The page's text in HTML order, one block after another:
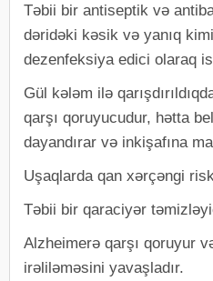
Təbii bir antiseptik və
dəridəki kəsik və yanıq
dezenfeksiya edici olaraq
Gül kələm ilə
qarşı qoruyucudur, hətta
dayandırar və inkişafına
Uşaqlarda qan xərçəngi
Təbii bir qaraciyər
Alzheimerə qarşı qoruyur
irəliləməsini yavaşladır.